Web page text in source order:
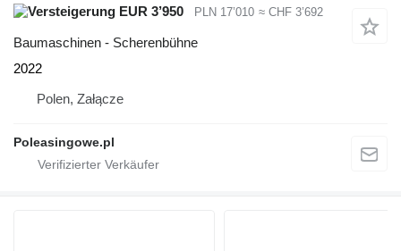
EUR 3’950
PLN 17’010 ≈ CHF 3’692
Baumaschinen - Scherenbühne
2022
Polen, Załącze
Poleasingowe.pl